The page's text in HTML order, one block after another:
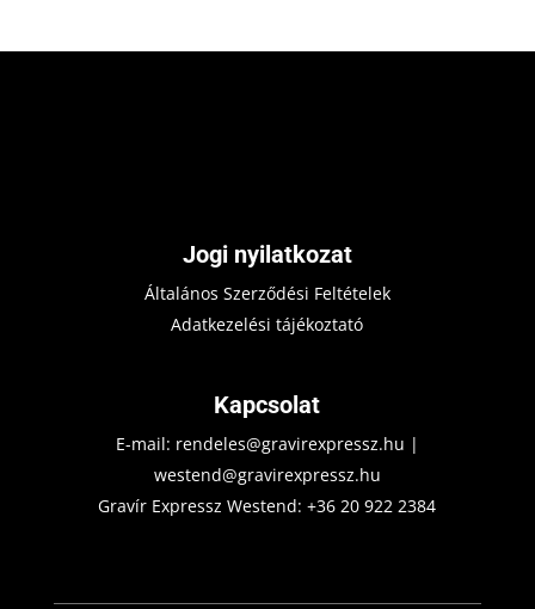
Jogi nyilatkozat
Általános Szerződési Feltételek
Adatkezelési tájékoztató
Kapcsolat
E-mail: rendeles@gravirexpressz.hu |
westend@gravirexpressz.hu
Gravír Expressz Westend:+36 20 922 2384